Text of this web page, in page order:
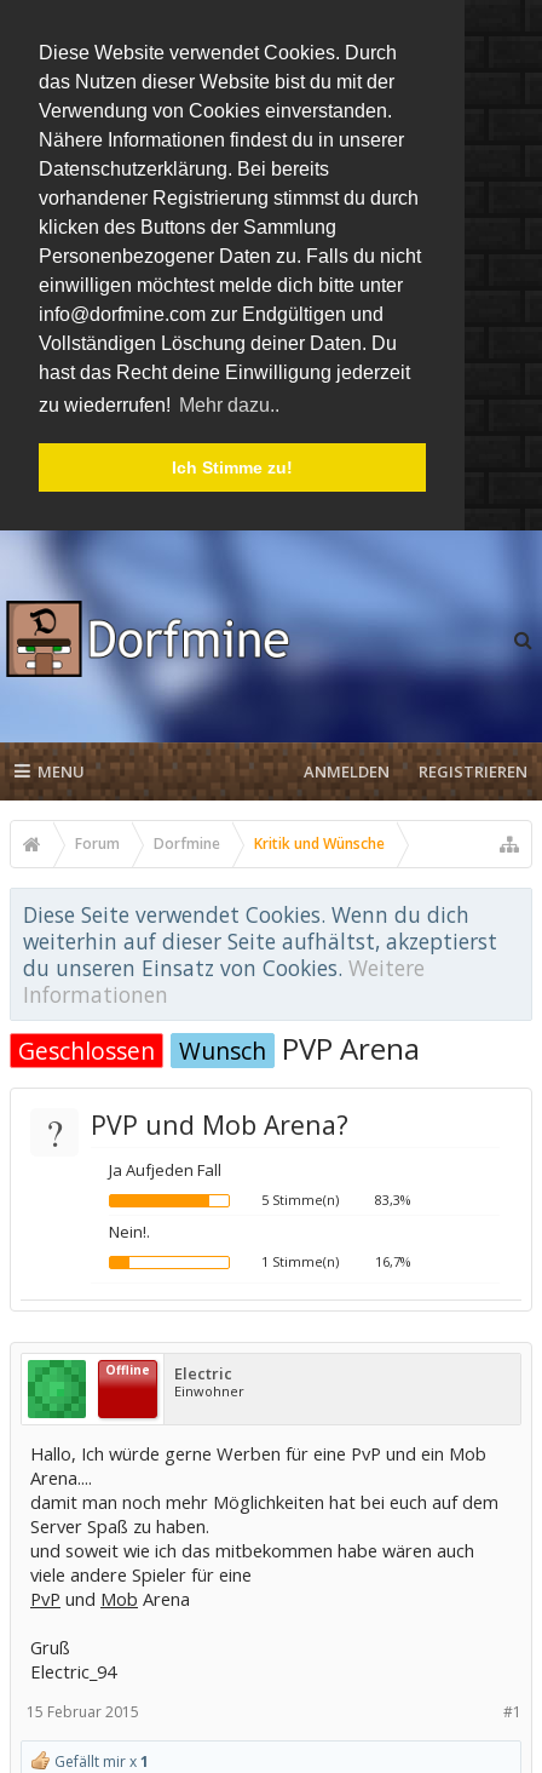
Diese Website verwendet Cookies. Durch
das Nutzen dieser Website bist du mit der
Verwendung von Cookies einverstanden.
Nähere Informationen findest du in unserer
Datenschutzerklärung. Bei bereits
vorhandener Registrierung stimmst du durch
klicken des Buttons der Sammlung
Personenbezogener Daten zu. Falls du nicht
einwilligen möchtest melde dich bitte unter
info@dorfmine.com zur Endgültigen und
Vollständigen Löschung deiner Daten. Du
hast das Recht deine Einwilligung jederzeit
zu wiederrufen! Mehr dazu..
Ich Stimme zu!
MENU ANMELDEN REGISTRIEREN
Forum Dorfmine Kritik und Wünsche
Diese Seite verwendet Cookies. Wenn du dich
weiterhin auf dieser Seite aufhältst, akzeptierst
du unseren Einsatz von Cookies. Weitere
Informationen
Geschlossen Wunsch PVP Arena
? PVP und Mob Arena?
Ja Aufjeden Fall
5 Stimme(n) 83,3%
Nein!.
1 Stimme(n) 16,7%
Offline Electric
Einwohner
Hallo, Ich würde gerne Werben für eine PvP und ein Mob
Arena....
damit man noch mehr Möglichkeiten hat bei euch auf dem
Server Spaß zu haben.
und soweit wie ich das mitbekommen habe wären auch
viele andere Spieler für eine
PvP und Mob Arena
Gruß
Electric_94
#1
15 Februar 2015
Gefällt mir x1